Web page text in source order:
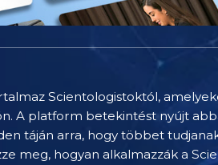
Scientologistoktól,
A platform betekintést nyújt
táján arra, hogy többet
meg, hogyan alkalmazzák a